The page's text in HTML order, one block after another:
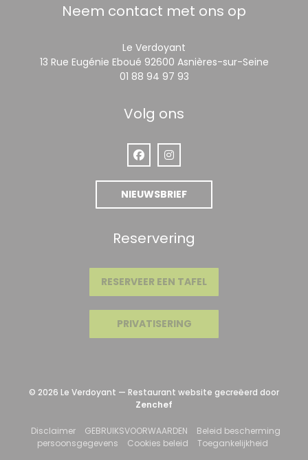
Neem contact met ons op
Le Verdoyant
13 Rue Eugénie Eboué 92600 Asnières-sur-Seine((opent
01 88 94 97 93
Volg ons
Facebook ((opent in een nieuw
Instagram ((opent in een
NIEUWSBRIEF
Reservering
RESERVEER EEN TAFEL
PRIVATISERING
© 2026 Le Verdoyant — Restaurant website gecreëerd door
Zenchef
Disclaimer((opent in een nieuw venster))
GEBRUIKSVOORWAARDEN ((opent in een nieuw
Beleid bescherming
persoonsgegevens((opent in een nieuw venster))
Cookies beleid((opent in een nieuw
Toegankelijkheid((opent